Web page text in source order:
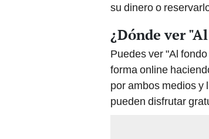
su dinero o
¿Dónde ver
Puedes ver "Al
forma online
por ambos medios y
pueden disfrutar